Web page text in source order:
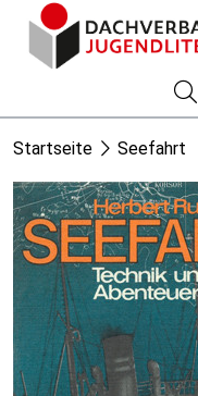
Startseite Seefahrt